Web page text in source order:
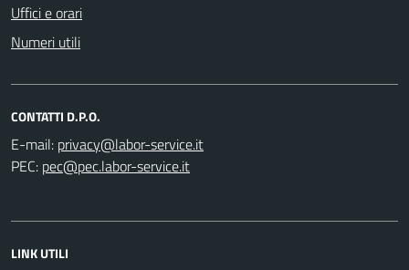
Uffici e orari
Numeri utili
CONTATTI D.P.O.
E-mail:
PEC:
LINK UTILI